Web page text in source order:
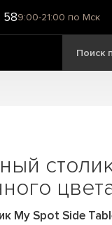
589:00-21:00 по Мск
My Spot Side